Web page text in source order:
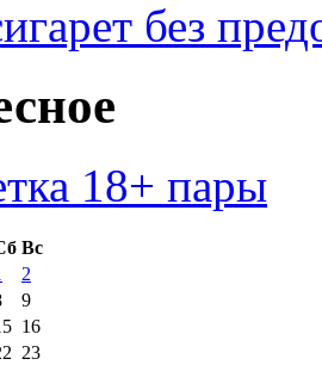
без
18+ пары
Вс
2
9
16
23